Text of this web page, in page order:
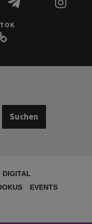
Suchen
DIGITAL
EVENTS